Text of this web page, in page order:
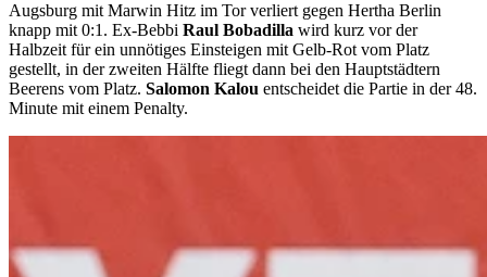
Augsburg mit Marwin Hitz im Tor verliert gegen Hertha Berlin
knapp mit 0:1. Ex-Bebbi Raul Bobadilla wird kurz vor der
Halbzeit für ein unnötiges Einsteigen mit Gelb-Rot vom Platz
gestellt, in der zweiten Hälfte fliegt dann bei den Hauptstädtern
Beerens vom Platz. Salomon Kalou entscheidet die Partie in der 48.
Minute mit einem Penalty.